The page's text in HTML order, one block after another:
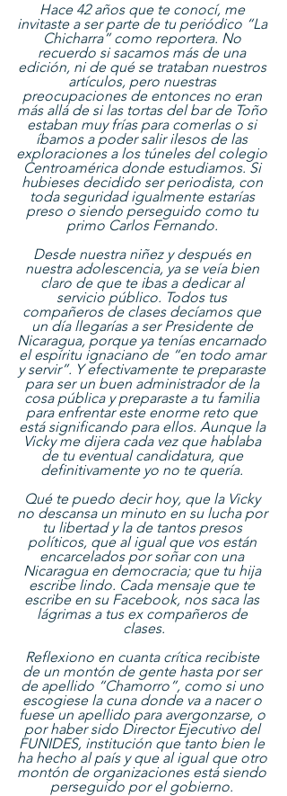
Hace 42 años que te conocí, me
invitaste a ser parte de tu periódico “La
Chicharra” como reportera. No
recuerdo si sacamos más de una
edición, ni de qué se trataban nuestros
artículos, pero nuestras
preocupaciones de entonces no eran
más allá de si las tortas del bar de Toño
estaban muy frías para comerlas o si
íbamos a poder salir ilesos de las
exploraciones a los túneles del colegio
Centroamérica donde estudiamos. Si
hubieses decidido ser periodista, con
toda seguridad igualmente estarías
preso o siendo perseguido como tu
primo Carlos Fernando.
Desde nuestra niñez y después en
nuestra adolescencia, ya se veía bien
claro de que te ibas a dedicar al
servicio público. Todos tus
compañeros de clases decíamos que
un día llegarías a ser Presidente de
Nicaragua, porque ya tenías encarnado
el espíritu ignaciano de “en todo amar
y servir”. Y efectivamente te preparaste
para ser un buen administrador de la
cosa pública y preparaste a tu familia
para enfrentar este enorme reto que
está significando para ellos. Aunque la
Vicky me dijera cada vez que hablaba
de tu eventual candidatura, que
definitivamente yo no te quería.
Qué te puedo decir hoy, que la Vicky
no descansa un minuto en su lucha por
tu libertad y la de tantos presos
políticos, que al igual que vos están
encarcelados por soñar con una
Nicaragua en democracia; que tu hija
escribe lindo. Cada mensaje que te
escribe en su Facebook, nos saca las
lágrimas a tus ex compañeros de
clases.
Reflexiono en cuanta crítica recibiste
de un montón de gente hasta por ser
de apellido “Chamorro”, como si uno
escogiese la cuna donde va a nacer o
fuese un apellido para avergonzarse, o
por haber sido Director Ejecutivo del
FUNIDES, institución que tanto bien le
ha hecho al país y que al igual que otro
montón de organizaciones está siendo
perseguido por el gobierno.